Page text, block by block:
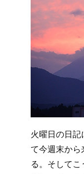
火曜日の日記
て今週末か
る。そして